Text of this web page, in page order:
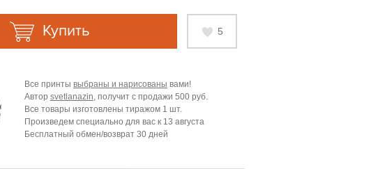
5
Купить
Все принты выбраны и нарисованы вами!
Автор svetlanazin, получит с продажи 500 руб.
Все товары изготовлены тиражом 1 шт.
Произведем специально для вас к 13 августа
Бесплатный обмен/возврат 30 дней